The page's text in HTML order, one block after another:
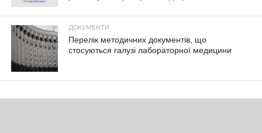
ДОКУМЕНТИ
Перелік методичних документів, що
стосуються галузі лабораторної медицини